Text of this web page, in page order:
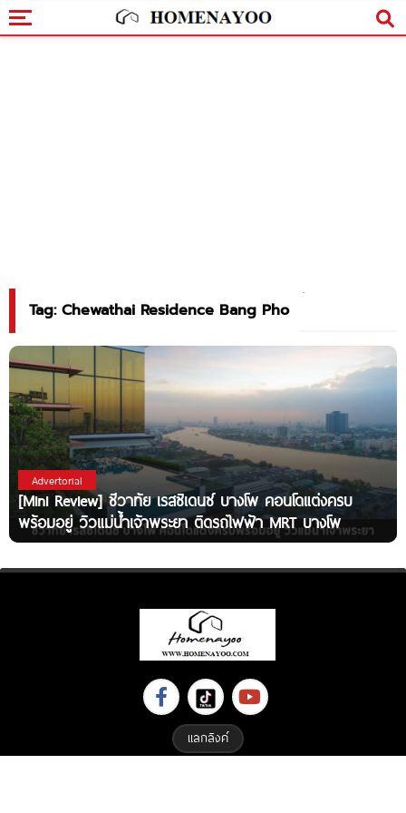
Tag: Chewathai Residence Bang Pho
Advertorial
[Mini Review] ชีวาทัย เรสซิเดนซ์ บางโพ คอนโดแต่งครบ
พร้อมอยู่ วิวแม่น้ำเจ้าพระยา ติดรถไฟฟ้า MRT บางโพ
แลกลิงค์